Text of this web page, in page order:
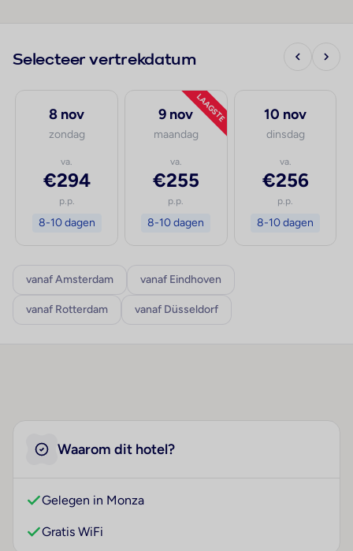
Selecteer vertrekdatum
8 nov
zondag
va.
€294
p.p.
8-10 dagen
LAAGSTE
9 nov
maandag
va.
€255
p.p.
8-10 dagen
10 nov
dinsdag
va.
€256
p.p.
8-10 dagen
vanaf Amsterdam vanaf Eindhoven
vanaf Rotterdam vanaf Düsseldorf
Waarom dit hotel?
Gelegen in Monza
Gratis WiFi